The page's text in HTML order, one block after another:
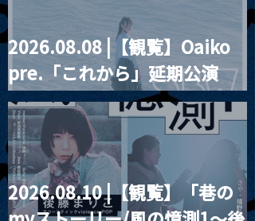
2026.08.08 |【観覧】Oaiko
pre.「これから」延期公演
Blurred City Lights × 17歳
とベルリンの壁
2026.08.10 |【観覧】「巷の